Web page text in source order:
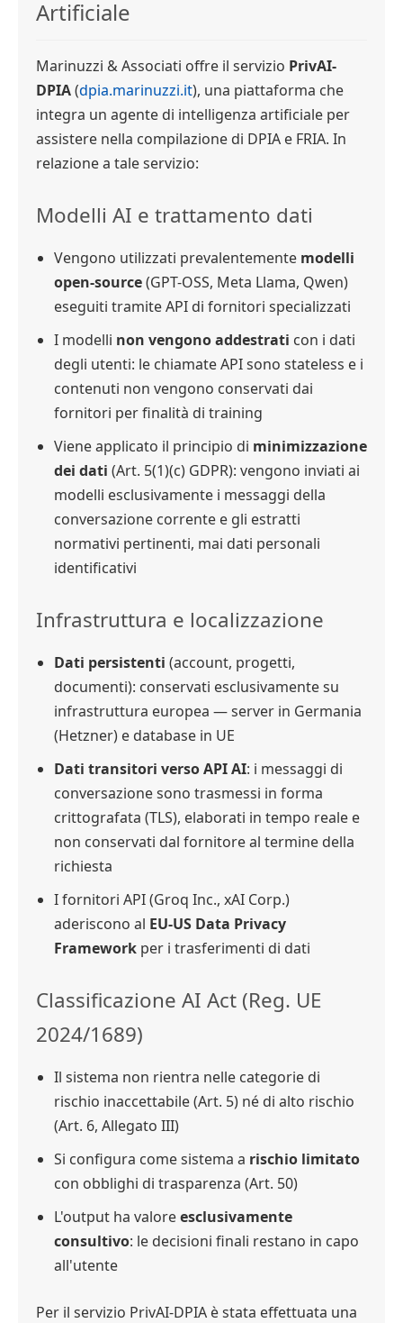
Artificiale
Marinuzzi & Associati offre il servizio PrivAI-
DPIA(dpia.marinuzzi.it), una piattaforma che
integra un agente di intelligenza artificiale per
assistere nella compilazione di DPIA e FRIA. In
relazione a tale servizio:
Modelli AI e trattamento dati
Vengono utilizzati prevalentemente modelli
open-source(GPT-OSS, Meta Llama, Qwen)
eseguiti tramite API di fornitori specializzati
I modelli non vengono addestrati con i dati
degli utenti: le chiamate API sono stateless e i
contenuti non vengono conservati dai
fornitori per finalità di training
Viene applicato il principio di minimizzazione
dei dati (Art. 5(1)(c) GDPR): vengono inviati ai
modelli esclusivamente i messaggi della
conversazione corrente e gli estratti
normativi pertinenti, mai dati personali
identificativi
Infrastruttura e localizzazione
Dati persistenti (account, progetti,
documenti): conservati esclusivamente su
infrastruttura europea — server in Germania
(Hetzner) e database in UE
Dati transitori verso API AI: i messaggi di
conversazione sono trasmessi in forma
crittografata (TLS), elaborati in tempo reale e
non conservati dal fornitore al termine della
richiesta
I fornitori API (Groq Inc., xAI Corp.)
aderiscono al EU-US Data Privacy
Framework per i trasferimenti di dati
Classificazione AI Act (Reg. UE
2024/1689)
Il sistema non rientra nelle categorie di
rischio inaccettabile (Art. 5) né di alto rischio
(Art. 6, Allegato III)
Si configura come sistema a rischio limitato
con obblighi di trasparenza (Art. 50)
L'output ha valoreesclusivamente
consultivo: le decisioni finali restano in capo
all'utente
Per il servizio PrivAI-DPIA è stata effettuata una